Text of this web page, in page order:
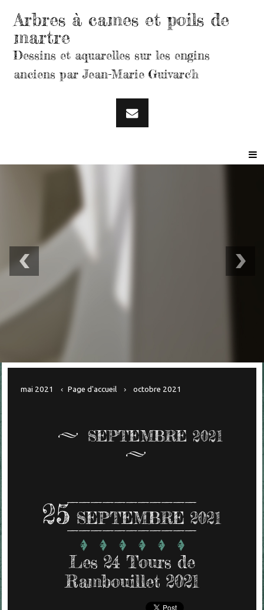
Arbres à cames et poils de
martre
Dessins et aquarelles sur les engins
anciens par Jean-Marie Guivarc'h
mai 2021 Page d'accueil octobre 2021
SEPTEMBRE 2021
25 SEPTEMBRE 2021
Les 24 Tours de
Rambouillet 2021